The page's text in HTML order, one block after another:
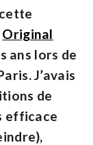
Original
ans lors de
J’avais
de
efficace